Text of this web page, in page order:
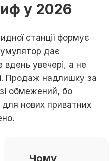
у 2026
станції формує
дає
вдень увечері, а не
Продаж надлишку за
обмежений, бо
для нових приватних
Чому